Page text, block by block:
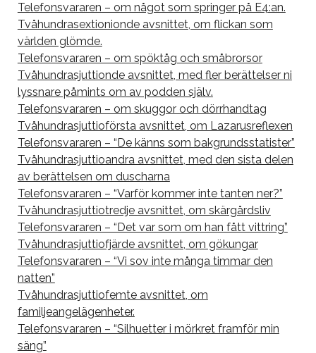
Telefonsvararen – om något som springer på E4:an.
Tvåhundrasextionionde avsnittet, om flickan som
världen glömde.
Telefonsvararen – om spöktåg och småbrorsor
Tvåhundrasjuttionde avsnittet, med fler berättelser ni
lyssnare påmints om av podden själv.
Telefonsvararen – om skuggor och dörrhandtag
Tvåhundrasjuttioförsta avsnittet, om Lazarusreflexen
Telefonsvararen – “De känns som bakgrundsstatister”
Tvåhundrasjuttioandra avsnittet, med den sista delen
av berättelsen om duscharna
Telefonsvararen – “Varför kommer inte tanten ner?”
Tvåhundrasjuttiotredje avsnittet, om skärgårdsliv
Telefonsvararen – “Det var som om han fått vittring”
Tvåhundrasjuttiofjärde avsnittet, om gökungar
Telefonsvararen – “Vi sov inte många timmar den
natten”
Tvåhundrasjuttiofemte avsnittet, om
familjeangelägenheter.
Telefonsvararen – “Silhuetter i mörkret framför min
säng”